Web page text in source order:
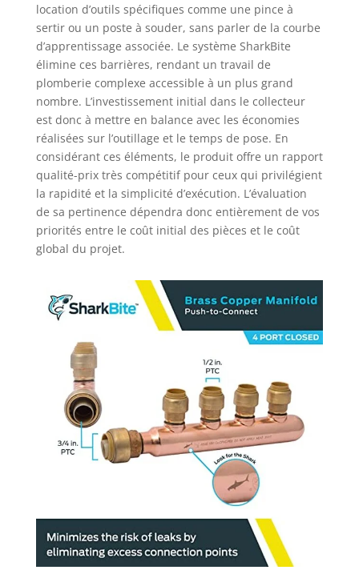
location d’outils spécifiques comme une pince à
sertir ou un poste à souder, sans parler de la courbe
d’apprentissage associée. Le système SharkBite
élimine ces barrières, rendant un travail de
plomberie complexe accessible à un plus grand
nombre. L’investissement initial dans le collecteur
est donc à mettre en balance avec les économies
réalisées sur l’outillage et le temps de pose. En
considérant ces éléments, le produit offre un rapport
qualité-prix très compétitif pour ceux qui privilégient
la rapidité et la simplicité d’exécution. L’évaluation
de sa pertinence dépendra donc entièrement de vos
priorités entre le coût initial des pièces et le coût
global du projet.